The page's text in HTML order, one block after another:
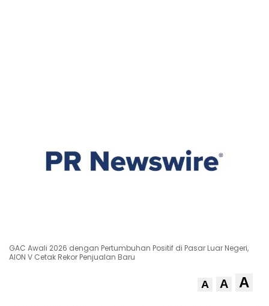
GAC Awali 2026 dengan Pertumbuhan Positif di Pasar Luar Negeri,
AION V Cetak Rekor Penjualan Baru
A A A